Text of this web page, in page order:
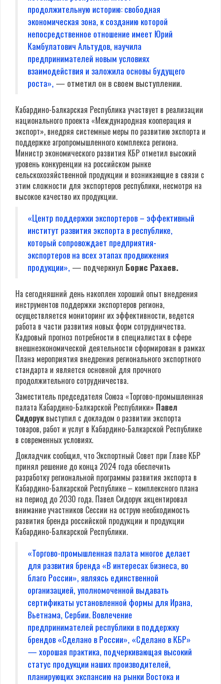
продолжительную историю: свободная
экономическая зона, к созданию которой
непосредственное отношение имеет Юрий
Камбулатович Альтудов, научила
предпринимателей новым условиях
взаимодействия и заложила основы будущего
роста», — отметил он в своем выступлении.
Кабардино-Балкарская Республика участвует в реализации
национального проекта «Международная кооперация и
экспорт», внедряя системные меры по развитию экспорта и
поддержке агропромышленного комплекса региона.
Министр экономического развития КБР отметил высокий
уровень конкуренции на российском рынке
сельскохозяйственной продукции и возникающие в связи с
этим сложности для экспортеров республики, несмотря на
высокое качество их продукции.
«Центр поддержки экспортеров – эффективный
институт развития экспорта в республике,
который сопровождает предприятия-
экспортеров на всех этапах продвижения
продукции», — подчеркнул Борис Рахаев.
На сегодняшний день накоплен хороший опыт внедрения
инструментов поддержки экспортеров региона,
осуществляется мониторинг их эффективности, ведется
работа в части развития новых форм сотрудничества.
Кадровый прогноз потребности в специалистах в сфере
внешнеэкономической деятельности сформирован в рамках
Плана мероприятия внедрения регионального экспортного
стандарта и является основной для прочного
продолжительного сотрудничества.
Заместитель председателя Союза «Торгово-промышленная
палата Кабардино-Балкарской Республики» Павел
Сидорук выступил с докладом о развитии экспорта
товаров, работ и услуг в Кабардино-Балкарской Республике
в современных условиях.
Докладчик сообщил, что Экспортный Совет при Главе КБР
принял решение до конца 2024 года обеспечить
разработку региональной программы развития экспорта в
Кабардино-Балкарской Республике – комплексного плана
на период до 2030 года. Павел Сидорук акцентировал
внимание участников Сессии на острую необходимость
развития бренда российской продукции и продукции
Кабардино-Балкарской Республики.
«Торгово-промышленная палата многое делает
для развития бренда «В интересах бизнеса, во
благо России», являясь единственной
организацией, уполномоченной выдавать
сертификаты установленной формы для Ирана,
Вьетнама, Сербии.Вовлечение
предпринимателей республики в поддержку
брендов «Сделано в России», «Сделано в КБР»
— хорошая практика, подчеркивающая высокий
статус продукции наших производителей,
планирующих экспансию на рынки Востока и